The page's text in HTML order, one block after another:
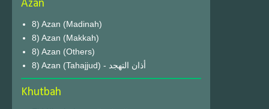
Azan
8) Azan (Madinah)
8) Azan (Makkah)
8) Azan (Others)
8) Azan (Tahajjud) - أذان التهجد
Khutbah